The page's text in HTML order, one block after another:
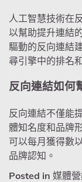
人工智慧技術在
以幫助提升連結
驅動的反向連結
尋引擎中的排名
反向連結如何
反向連結不僅能
體知名度和品牌
可以每月獲得數
品牌認知。
Posted in 媒體